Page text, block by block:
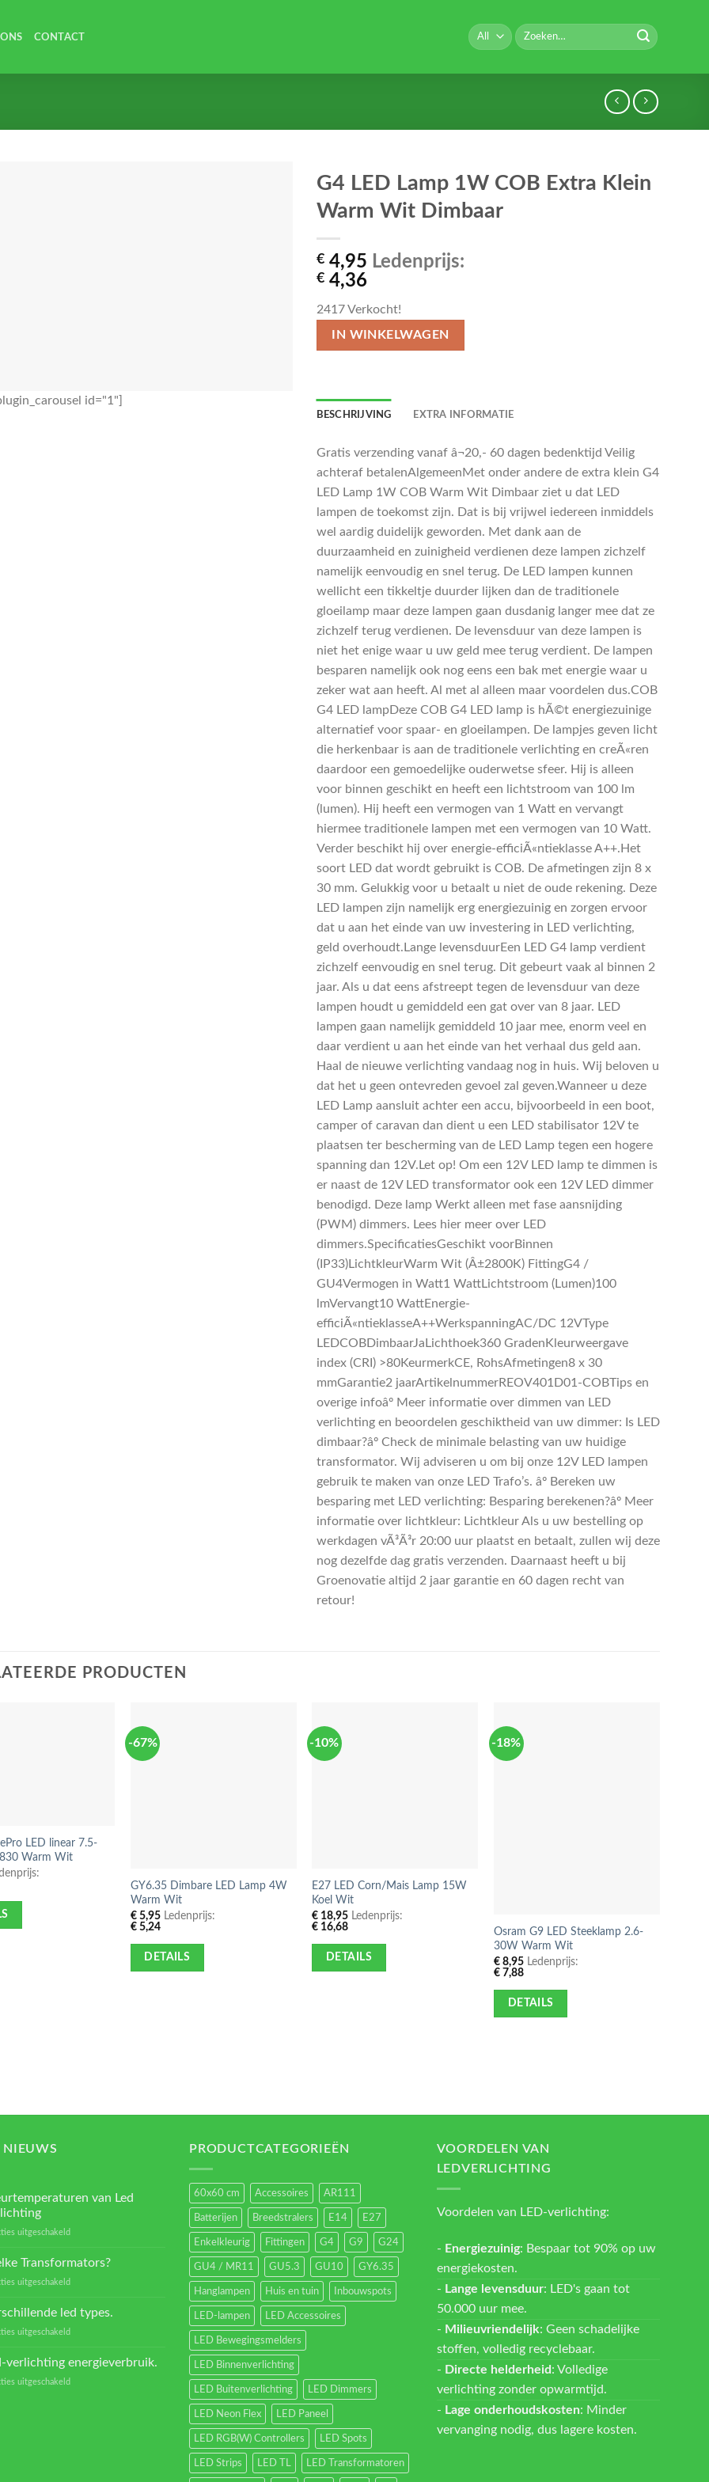
CONTACT
Zoeken
naar:
id="1"]
G4 LED Lamp 1W COB Extra Klein
Warm Wit Dimbaar
€4,95 Ledenprijs:
€4,36
2417 Verkocht!
IN WINKELWAGEN
BESCHRIJVING EXTRA INFORMATIE
Gratis verzending vanaf â¬20,- 60 dagen bedenktijd Veilig
achteraf betalenAlgemeenMet onder andere de extra klein G4
LED Lamp 1W COB Warm Wit Dimbaar ziet u dat LED
lampen de toekomst zijn. Dat is bij vrijwel iedereen inmiddels
wel aardig duidelijk geworden. Met dank aan de
duurzaamheid en zuinigheid verdienen deze lampen zichzelf
namelijk eenvoudig en snel terug. De LED lampen kunnen
wellicht een tikkeltje duurder lijken dan de traditionele
gloeilamp maar deze lampen gaan dusdanig langer mee dat ze
zichzelf terug verdienen. De levensduur van deze lampen is
niet het enige waar u uw geld mee terug verdient. De lampen
besparen namelijk ook nog eens een bak met energie waar u
zeker wat aan heeft. Al met al alleen maar voordelen dus.COB
G4 LED lampDeze COB G4 LED lamp is hÃ©t energiezuinige
alternatief voor spaar- en gloeilampen. De lampjes geven licht
die herkenbaar is aan de traditionele verlichting en creÃ«ren
daardoor een gemoedelijke ouderwetse sfeer. Hij is alleen
voor binnen geschikt en heeft een lichtstroom van 100 lm
(lumen). Hij heeft een vermogen van 1 Watt en vervangt
hiermee traditionele lampen met een vermogen van 10 Watt.
Verder beschikt hij over energie-efficiÃ«ntieklasse A++.Het
soort LED dat wordt gebruikt is COB. De afmetingen zijn 8 x
30 mm. Gelukkig voor u betaalt u niet de oude rekening. Deze
LED lampen zijn namelijk erg energiezuinig en zorgen ervoor
dat u aan het einde van uw investering in LED verlichting,
geld overhoudt.Lange levensduurEen LED G4 lamp verdient
zichzelf eenvoudig en snel terug. Dit gebeurt vaak al binnen 2
jaar. Als u dat eens afstreept tegen de levensduur van deze
lampen houdt u gemiddeld een gat over van 8 jaar. LED
lampen gaan namelijk gemiddeld 10 jaar mee, enorm veel en
daar verdient u aan het einde van het verhaal dus geld aan.
Haal de nieuwe verlichting vandaag nog in huis. Wij beloven u
dat het u geen ontevreden gevoel zal geven.Wanneer u deze
LED Lamp aansluit achter een accu, bijvoorbeeld in een boot,
camper of caravan dan dient u een LED stabilisator 12V te
plaatsen ter bescherming van de LED Lamp tegen een hogere
spanning dan 12V.Let op! Om een 12V LED lamp te dimmen is
er naast de 12V LED transformator ook een 12V LED dimmer
benodigd. Deze lamp Werkt alleen met fase aansnijding
(PWM) dimmers. Lees hier meer over LED
dimmers.SpecificatiesGeschikt voorBinnen
(IP33)LichtkleurWarm Wit (Â±2800K) FittingG4 /
GU4Vermogen in Watt1 WattLichtstroom (Lumen)100
lmVervangt10 WattEnergie-
efficiÃ«ntieklasseA++WerkspanningAC/DC 12VType
LEDCOBDimbaarJaLichthoek360 GradenKleurweergave
index (CRI) >80KeurmerkCE, RohsAfmetingen8 x 30
mmGarantie2 jaarArtikelnummerREOV401D01-COBTips en
overige infoâº Meer informatie over dimmen van LED
verlichting en beoordelen geschiktheid van uw dimmer: Is LED
dimbaar?âº Check de minimale belasting van uw huidige
transformator. Wij adviseren u om bij onze 12V LED lampen
gebruik te maken van onze LED Trafo’s. âº Bereken uw
besparing met LED verlichting: Besparing berekenen?âº Meer
informatie over lichtkleur: Lichtkleur Als u uw bestelling op
werkdagen vÃ³Ã³r 20:00 uur plaatst en betaalt, zullen wij deze
nog dezelfde dag gratis verzenden. Daarnaast heeft u bij
Groenovatie altijd 2 jaar garantie en 60 dagen recht van
retour!
PRODUCTEN
LED linear 7.5-
Warm Wit
-67%
GY6.35 Dimbare LED Lamp 4W
Warm Wit
€5,95Ledenprijs:
€5,24
DETAILS
-10%
E27 LED Corn/Mais Lamp 15W
Koel Wit
€ 18,95 Ledenprijs:
€ 16,68
DETAILS
-18%
Osram G9 LED Steeklamp 2.6-
30W Warm Wit
€ 8,95 Ledenprijs:
€ 7,88
DETAILS
NIEUWS
van Led
uitgeschakeldvoor
verlichting
Transformators?
uitgeschakeldvoor
Transformators?
led types.
uitgeschakeldvoor
verlichting energieverbruik.
uitgeschakeldvoor
PRODUCTCATEGORIEËN
60x60 cm Accessoires AR111
Batterijen Breedstralers E14 E27
Enkelkleurig Fittingen G4 G9 G24
GU4 / MR11 GU5.3 GU10 GY6.35
Hanglampen Huis en tuin Inbouwspots
LED-lampen LED Accessoires
LED Bewegingsmelders
LED Binnenverlichting
LED Buitenverlichting LED Dimmers
LED Neon Flex LED Paneel
LED RGB(W) Controllers LED Spots
LED Strips LED TL LED Transformatoren
VOORDELEN VAN
LEDVERLICHTING
Voordelen van LED-verlichting:
- Energiezuinig: Bespaar tot 90% op uw
energiekosten.
- Lange levensduur: LED's gaan tot
50.000 uur mee.
- Milieuvriendelijk: Geen schadelijke
stoffen, volledig recyclebaar.
- Directe helderheid : Volledige
verlichting zonder opwarmtijd.
- Lage onderhoudskosten: Minder
vervanging nodig, dus lagere kosten.